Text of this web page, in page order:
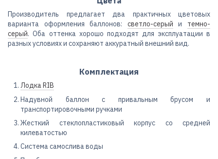
Производитель предлагает два практичных цветовых
варианта оформления баллонов: светло-серый и темно-
серый. Оба оттенка хорошо подходят для эксплуатации в
разных условиях и сохраняют аккуратный внешний вид.
Комплектация
Лодка RIB
Надувной баллон с привальным брусом и
транспортировочными ручками
Жесткий стеклопластиковый корпус со средней
килеватостью
Система самослива воды